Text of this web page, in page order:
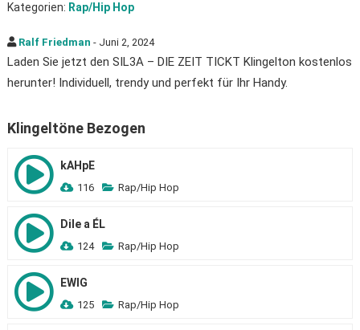
Kategorien: Rap/Hip Hop
Ralf Friedman - Juni 2, 2024
Laden Sie jetzt den SIL3A – DIE ZEIT TICKT Klingelton kostenlos
herunter! Individuell, trendy und perfekt für Ihr Handy.
Klingeltöne Bezogen
kAHpE
116 Rap/Hip Hop
Dile a ÉL
124 Rap/Hip Hop
EWIG
125 Rap/Hip Hop